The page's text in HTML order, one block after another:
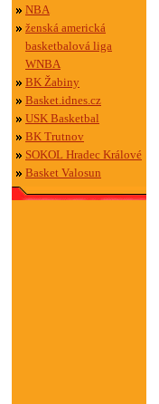
NBA
ženská americká
basketbalová liga
WNBA
BK Žabiny
Basket.idnes.cz
USK Basketbal
BK Trutnov
SOKOL Hradec Králové
Basket Valosun